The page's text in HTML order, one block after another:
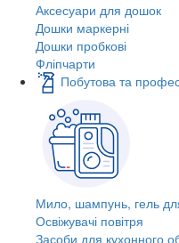
Аксесуари для дошок
Дошки маркерні
Дошки пробкові
Фліпчарти
Побутова та
Мило, шампунь, гель
Освіжувачі повітря
Засоби для кухонного